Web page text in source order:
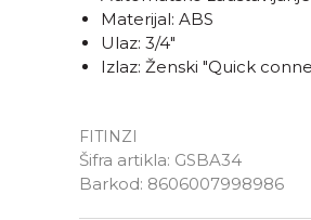
FITINZI
Šifra artikla: GSBA34
Barkod: 8606007998986
Materijal: ABS
Ulaz: 3/4"
Izlaz: Ženski "Quick